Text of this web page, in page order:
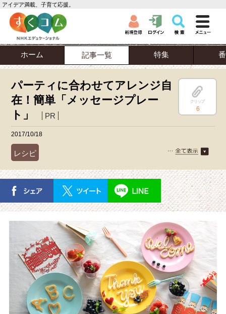
アイデア満載、子育て応援。
ホーム 記事一覧 特集
パーティに合わせてアレンジ自
在！簡単「メッセージプレー
ト」
PR
クリップ
6
2017/10/18
レシピ